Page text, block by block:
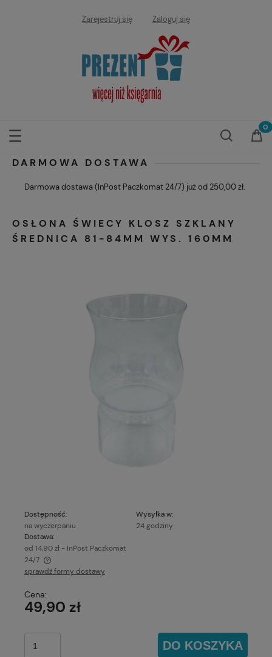
Zarejestruj się Zaloguj się
DARMOWA DOSTAWA
Darmowa dostawa (InPost Paczkomat 24/7) już od 250,00 zł.
OSŁONA ŚWIECY KLOSZ SZKLANY
ŚREDNICA 81-84MM WYS. 160MM
Dostępność:
na wyczerpaniu
Wysyłka w:
24 godziny
Dostawa:
od 14,90 zł - InPost Paczkomat
24/7
Cena nie zawiera ewentualnych kosztów płatności
sprawdź formy dostawy
Cena:
49,90 zł
DO KOSZYKA